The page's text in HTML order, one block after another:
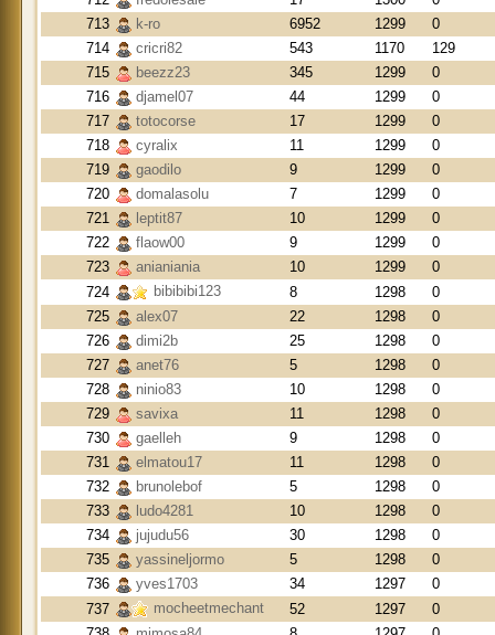
713
k-ro 6952 1299
0
714
cricri82 543 1170
129
715
beezz23 345 1299
0
716
djamel07 44 1299
0
717
totocorse 17 1299
0
718
cyralix 11 1299
0
719
gaodilo 9 1299
0
720
domalasolu 7 1299
0
721
leptit87 10 1299
0
722
flaow00 9 1299
0
723
anianiania 10 1299
0
724
bibibibi123 8 1298
0
725
alex07 22 1298
0
726
dimi2b 25 1298
0
727
anet76 5 1298
0
728
ninio83 10 1298
0
729
savixa 11 1298
0
730
gaelleh 9 1298
0
731
elmatou17 11 1298
0
732
brunolebof 5 1298
0
733
ludo4281 10 1298
0
734
jujudu56 30 1298
0
735
yassineljormo 5 1298
0
736
yves1703 34 1297
0
737
mocheetmechant 52 1297
0